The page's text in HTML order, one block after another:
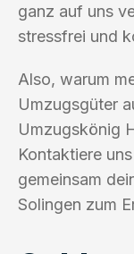
ganz auf uns
stressfrei und
Also, warum
Umzugsgüter
Umzugskönig
Kontaktiere
gemeinsam
Solingen zum